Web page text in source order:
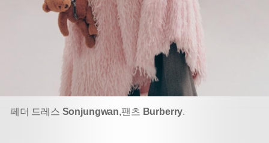
페더 드레스 Sonjungwan,팬츠 Burberry.